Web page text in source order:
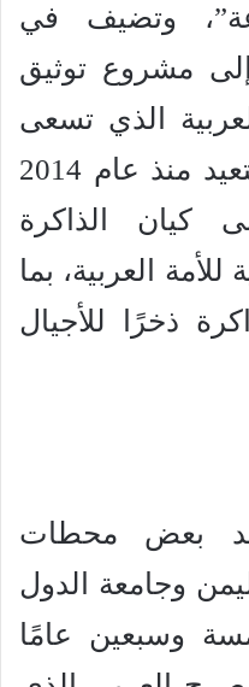
وتضيف في
مشروع توثيق
الذي تسعى
الأمانة العامة جاهدة لتعيد منذ عام 2014
كيان الذاكرة
للأمة العربية، بما
ذخرًا للأجيال
بعض محطات
وجامعة الدول
وسبعين عامًا